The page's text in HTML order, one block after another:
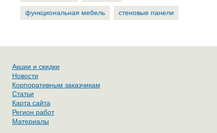
функциональная мебель
стеновые панели
Акции и скидки
Новости
Корпоративным заказчикам
Статьи
Карта сайта
Регион работ
Материалы